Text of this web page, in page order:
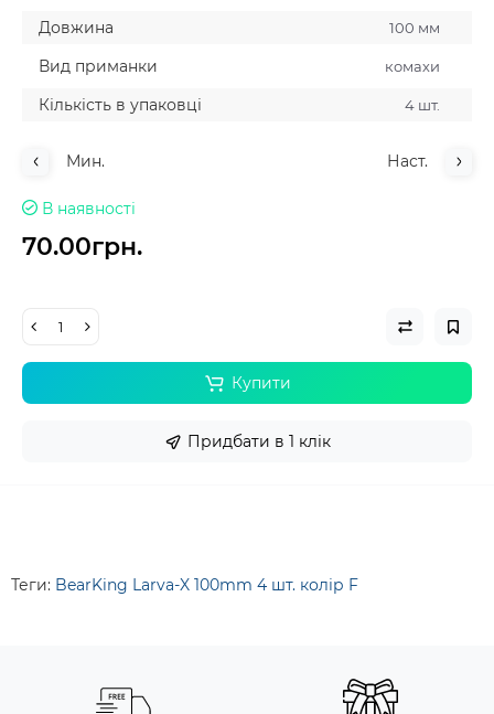
Довжина 100 мм
Вид приманки комахи
Кількість в упаковці 4 шт.
Мин. Наст.
В наявності
70.00грн.
Купити
Придбати в 1 клік
Теги: BearKing Larva-X 100mm 4 шт. колір F